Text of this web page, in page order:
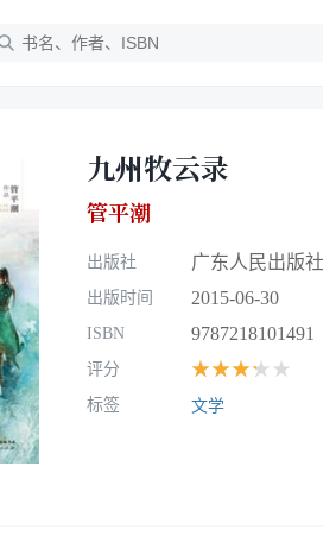
九州牧云录
管平潮
出版社 广东人民出版社
出版时间 2015-06-30
ISBN 9787218101491
评分 ★★★★★
标签 文学